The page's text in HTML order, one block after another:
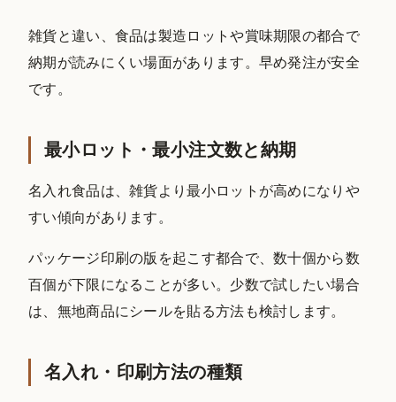
雑貨と違い、食品は製造ロットや賞味期限の都合で
納期が読みにくい場面があります。早め発注が安全
です。
最小ロット・最小注文数と納期
名入れ食品は、雑貨より最小ロットが高めになりや
すい傾向があります。
パッケージ印刷の版を起こす都合で、数十個から数
百個が下限になることが多い。少数で試したい場合
は、無地商品にシールを貼る方法も検討します。
名入れ・印刷方法の種類